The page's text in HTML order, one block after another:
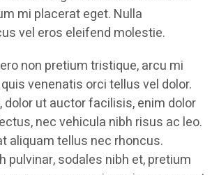
mi placerat eget. Nulla
vel eros eleifend molestie.
non pretium tristique, arcu mi
venenatis orci tellus vel dolor.
dolor ut auctor facilisis, enim dolor
nec vehicula nibh risus ac leo.
aliquam tellus nec rhoncus.
pulvinar, sodales nibh et, pretium